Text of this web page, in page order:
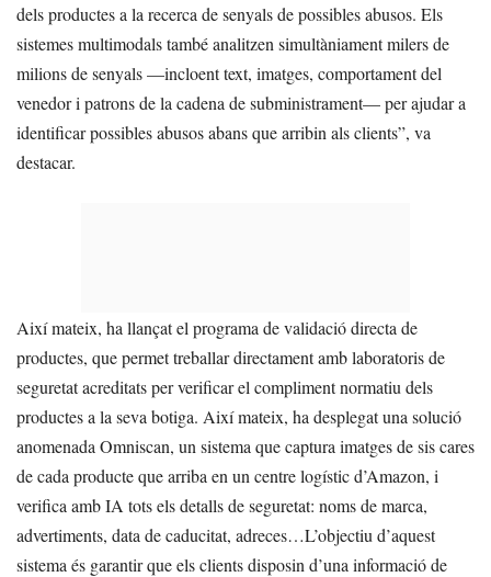
dels productes a la recerca de senyals de possibles abusos. Els
sistemes multimodals també analitzen simultàniament milers de
milions de senyals —incloent text, imatges, comportament del
venedor i patrons de la cadena de subministrament— per ajudar a
identificar possibles abusos abans que arribin als clients”, va
destacar.
Així mateix, ha llançat el programa de validació directa de
productes, que permet treballar directament amb laboratoris de
seguretat acreditats per verificar el compliment normatiu dels
productes a la seva botiga. Així mateix, ha desplegat una solució
anomenada Omniscan, un sistema que captura imatges de sis cares
de cada producte que arriba en un centre logístic d’Amazon, i
verifica amb IA tots els detalls de seguretat: noms de marca,
advertiments, data de caducitat, adreces…L’objectiu d’aquest
sistema és garantir que els clients disposin d’una informació de